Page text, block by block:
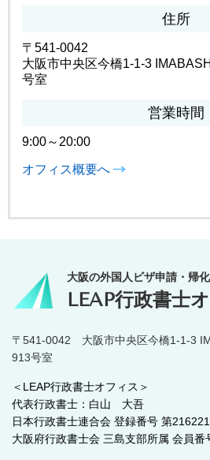
住所
〒541-0042
大阪市中央区今橋1-1-3
号室
営業時間
9:00～20:00
オフィス概要へ
大阪の外国人ビザ申請・帰
LEAP行政書士
〒541-0042 大阪市中央区今橋1-1-3
913号室
＜LEAP行政書士オフィス＞
代表行政書士：白山 大吾
日本行政書士連合会 登録番号 第
大阪府行政書士会 三島支部所属 会員番